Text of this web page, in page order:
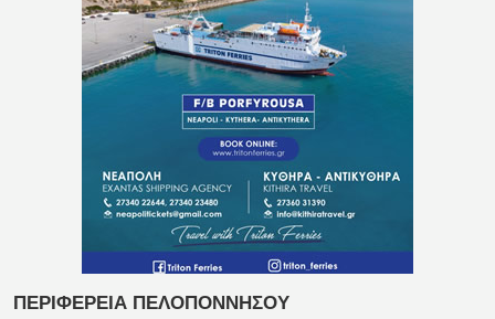
ΠΕΡΙΦΕΡΕΙΑ ΠΕΛΟΠΟΝΝΗΣΟΥ